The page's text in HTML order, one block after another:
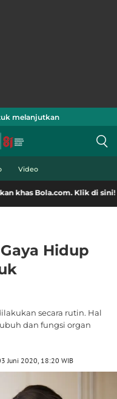
melanjutkan
Video
Klik di sini!
Hidup
secara rutin. Hal
dan fungsi organ
Juni 2020, 18:20 WIB